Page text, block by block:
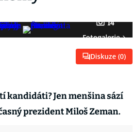
14
Fotogalerie
Diskuze (0)
kandidáti? Jen menšina sází
prezident Miloš Zeman.